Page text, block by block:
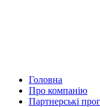
Головна
Про компанію
Партнерські